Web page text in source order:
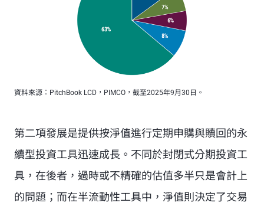
資料來源：PitchBook LCD，PIMCO，截至2025年9月30日。
第二項發展是提供按淨值進行定期申購與贖回的永
續型投資工具迅速成長。不同於封閉式分期投資工
具，在後者，過時或不精確的估值多半只是會計上
的問題；而在半流動性工具中，淨值則決定了交易